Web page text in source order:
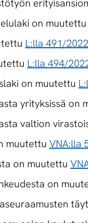
on muutettu
L:lla 491/2022
L:lla 494/
on muutettu
yrityksissä on
valtion
muutettu VNA:lla
on muutettu
on